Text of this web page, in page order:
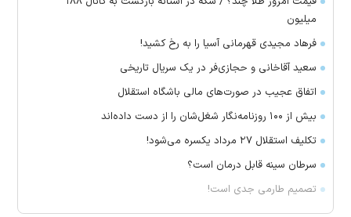
میلیون
فرهاد مجیدی قهرمانی آسیا را به رخ کشید!
سعید آقاخانی و حجازی‌فر در یک سریال تاریخی
اتفاق عجیب در صورت‌های مالی باشگاه استقلال
بیش از ۱۰۰ روزنامه‌نگار شغل‌شان را از دست داده‌اند
تکلیف استقلال ۲۷ مرداد یکسره می‌شود!
سرطان سینه قابل درمان است؟
تصمیم طارمی جدی است!